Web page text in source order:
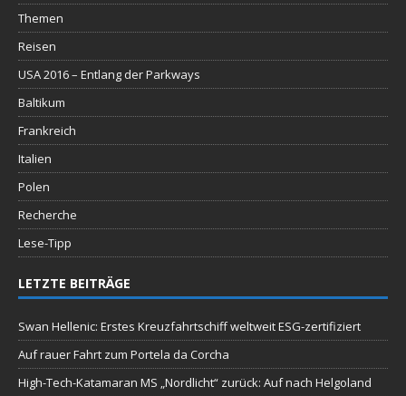
Themen
Reisen
USA 2016 – Entlang der Parkways
Baltikum
Frankreich
Italien
Polen
Recherche
Lese-Tipp
LETZTE BEITRÄGE
Swan Hellenic: Erstes Kreuzfahrtschiff weltweit ESG-zertifiziert
Auf rauer Fahrt zum Portela da Corcha
High-Tech-Katamaran MS „Nordlicht“ zurück: Auf nach Helgoland